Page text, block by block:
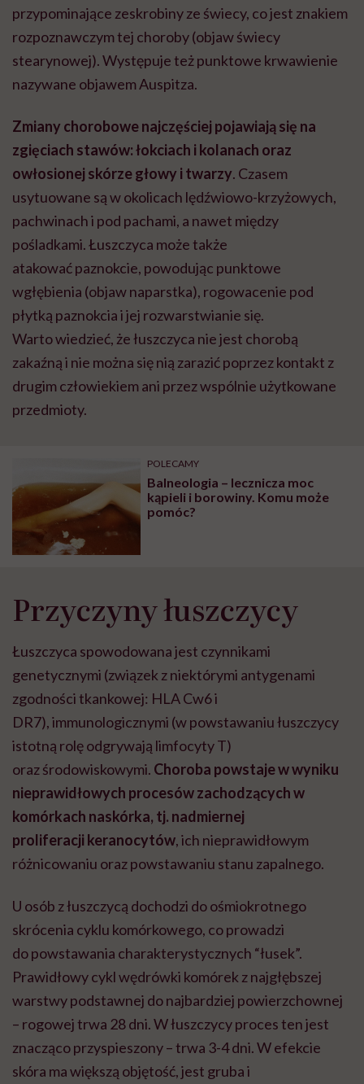
przypominające zeskrobiny ze świecy, co jest znakiem
rozpoznawczym tej choroby (objaw świecy
stearynowej). Występuje też punktowe krwawienie
nazywane objawem Auspitza.
Zmiany chorobowe najczęściej pojawiają się na
zgięciach stawów:łokciach i kolanach oraz
owłosionej skórze głowy i twarzy. Czasem
usytuowane są w okolicach lędźwiowo-krzyżowych,
pachwinach i pod pachami, a nawet między
pośladkami. Łuszczyca może także
atakowaćpaznokcie, powodując punktowe
wgłębienia (objaw naparstka), rogowacenie pod
płytką paznokcia i jej rozwarstwianie się.
Warto wiedzieć, że łuszczyca nie jest chorobą
zakaźnąi nie można się nią zarazić poprzez kontakt z
drugim człowiekiem ani przez wspólnie użytkowane
przedmioty.
POLECAMY
Balneologia – lecznicza moc
kąpieli i borowiny. Komu może
pomóc?
Przyczyny łuszczycy
Łuszczyca spowodowana jest czynnikami
genetycznymi (związek z niektórymi antygenami
zgodności tkankowej: HLA Cw6 i
DR7), immunologicznymi (w powstawaniu łuszczycy
istotną rolę odgrywają limfocyty T)
oraz środowiskowymi. Choroba powstaje w wyniku
nieprawidłowych procesów zachodzących w
komórkach naskórka, tj. nadmiernej
proliferacji keranocytów, ich nieprawidłowym
różnicowaniu oraz powstawaniu stanu zapalnego.
U osób z łuszczycą dochodzi doośmiokrotnego
skrócenia cyklu komórkowego, co prowadzi
do powstawania charakterystycznych “łusek”.
Prawidłowy cykl wędrówki komórek z najgłębszej
warstwy podstawnej do najbardziej powierzchownej
– rogowej trwa 28 dni. W łuszczycy proces ten jest
znacząco przyspieszony – trwa 3-4 dni. W efekcie
skóra ma większą objętość, jest gruba i